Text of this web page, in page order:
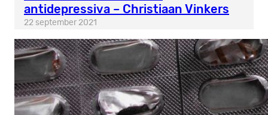
antidepressiva – Christiaan Vinkers
22 september 2021